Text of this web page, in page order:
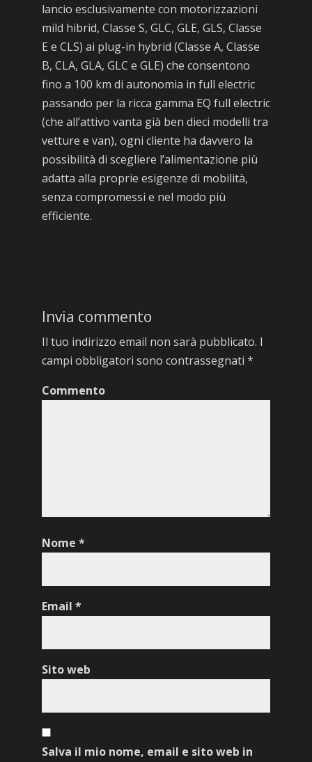
lancio esclusivamente con motorizzazioni
mild hibrid, Classe S, GLC, GLE, GLS, Classe
E e CLS) ai plug-in hybrid (Classe A, Classe
B, CLA, GLA, GLC e GLE) che consentono
fino a 100 km di autonomia in full electric
passando per la ricca gamma EQ full electric
(che all’attivo vanta già ben dieci modelli tra
vetture e van), ogni cliente ha davvero la
possibilità di scegliere l’alimentazione più
adatta alla proprie esigenze di mobilità,
senza compromessi e nel modo più
efficiente.
Invia commento
Il tuo indirizzo email non sarà pubblicato. I
campi obbligatori sono contrassegnati *
Commento
Nome *
Email *
Sito web
Salva il mio nome, email e sito web in